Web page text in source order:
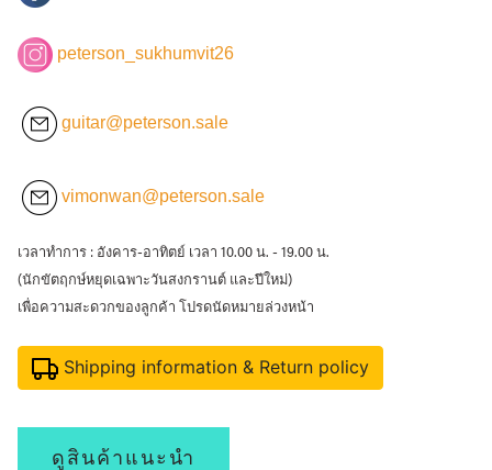
peterson_sukhumvit26
guitar@peterson.sale
vimonwan@peterson.sale
เวลาทำการ : อังคาร-อาทิตย์ เวลา 10.00 น. - 19.00 น.
(นักขัตฤกษ์หยุดเฉพาะวันสงกรานต์ และปีใหม่)
เพื่อความสะดวกของลูกค้า โปรดนัดหมายล่วงหน้า
Shipping information & Return policy
ดูสินค้าแนะนำ